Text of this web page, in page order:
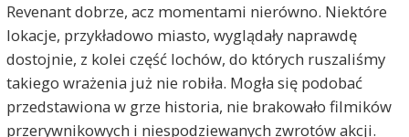
Revenant dobrze, acz momentami nierówno. Niektóre
lokacje, przykładowo miasto, wyglądały naprawdę
dostojnie, z kolei część lochów, do których ruszaliśmy
takiego wrażenia już nie robiła. Mogła się podobać
przedstawiona w grze historia, nie brakowało filmików
przerywnikowych i niespodziewanych zwrotów akcji.